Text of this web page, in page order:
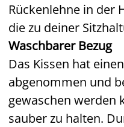
Rückenlehne in der
die zu deiner
Waschbarer Bezug
Das Kissen hat
abgenommen und
gewaschen werden
sauber zu halten.